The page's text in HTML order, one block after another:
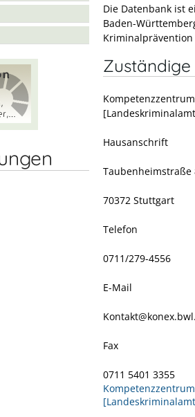
Die Datenbank ist
Baden-
Kriminalprävention
Zuständige
Hausanschrift
Taubenheimstraße
70372 Stuttgart
Telefon
0711/279-4556
E-Mail
Fax
0711 5401 3355